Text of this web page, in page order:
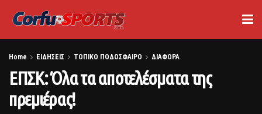
Home ΕΙΔΗΣΕΙΣ ΤΟΠΙΚΟ ΠΟΔΟΣΦΑΙΡΟ ΔΙΑΦΟΡΑ
ΕΠΣΚ: Όλα τα αποτελέσματα της
πρεμιέρας!